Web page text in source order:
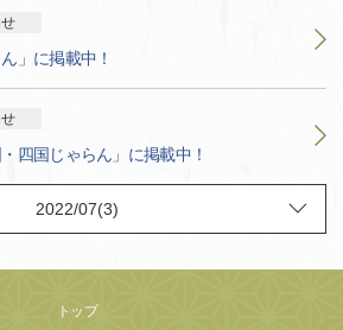
」に掲載中！
四国じゃらん」に掲載中！
トップ